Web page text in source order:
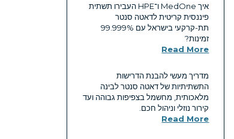
איך MedOne ו־HPE העבירו תשתית
פיננסית קריטית לדאטה סנטר
תת-קרקעי בישראל עם ‎99.999%‎
זמינות?
Read More
מדריך מעשי להבנת הדרישות
התשתיתיות של דאטה סנטר לבינה
מלאכותית, מחשמל בצפיפות גבוהה ועד
קירור נוזלי וניהול חכם.
Read More